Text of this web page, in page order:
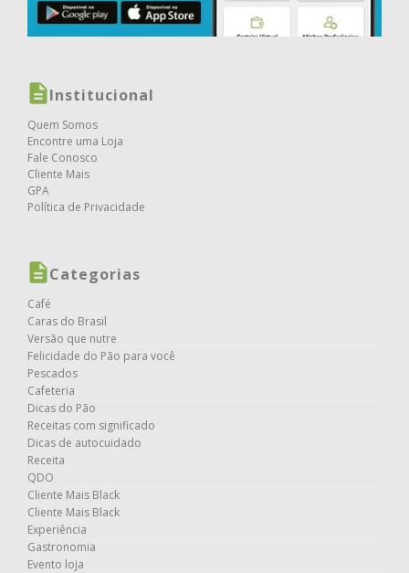
Institucional
Quem Somos
Encontre uma Loja
Fale Conosco
Cliente Mais
GPA
Política de Privacidade
Categorias
Café
Caras do Brasil
Versão que nutre
Felicidade do Pão para você
Pescados
Cafeteria
Dicas do Pão
Receitas com significado
Dicas de autocuidado
Receita
QDO
Cliente Mais Black
Cliente Mais Black
Experiência
Gastronomia
Evento loja